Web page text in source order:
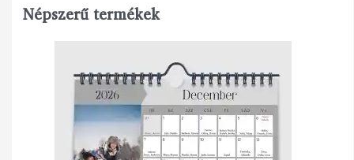
Népszerű termékek